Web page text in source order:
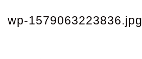
wp-1579063223836.jpg